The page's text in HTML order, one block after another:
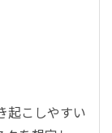
起こしやすい